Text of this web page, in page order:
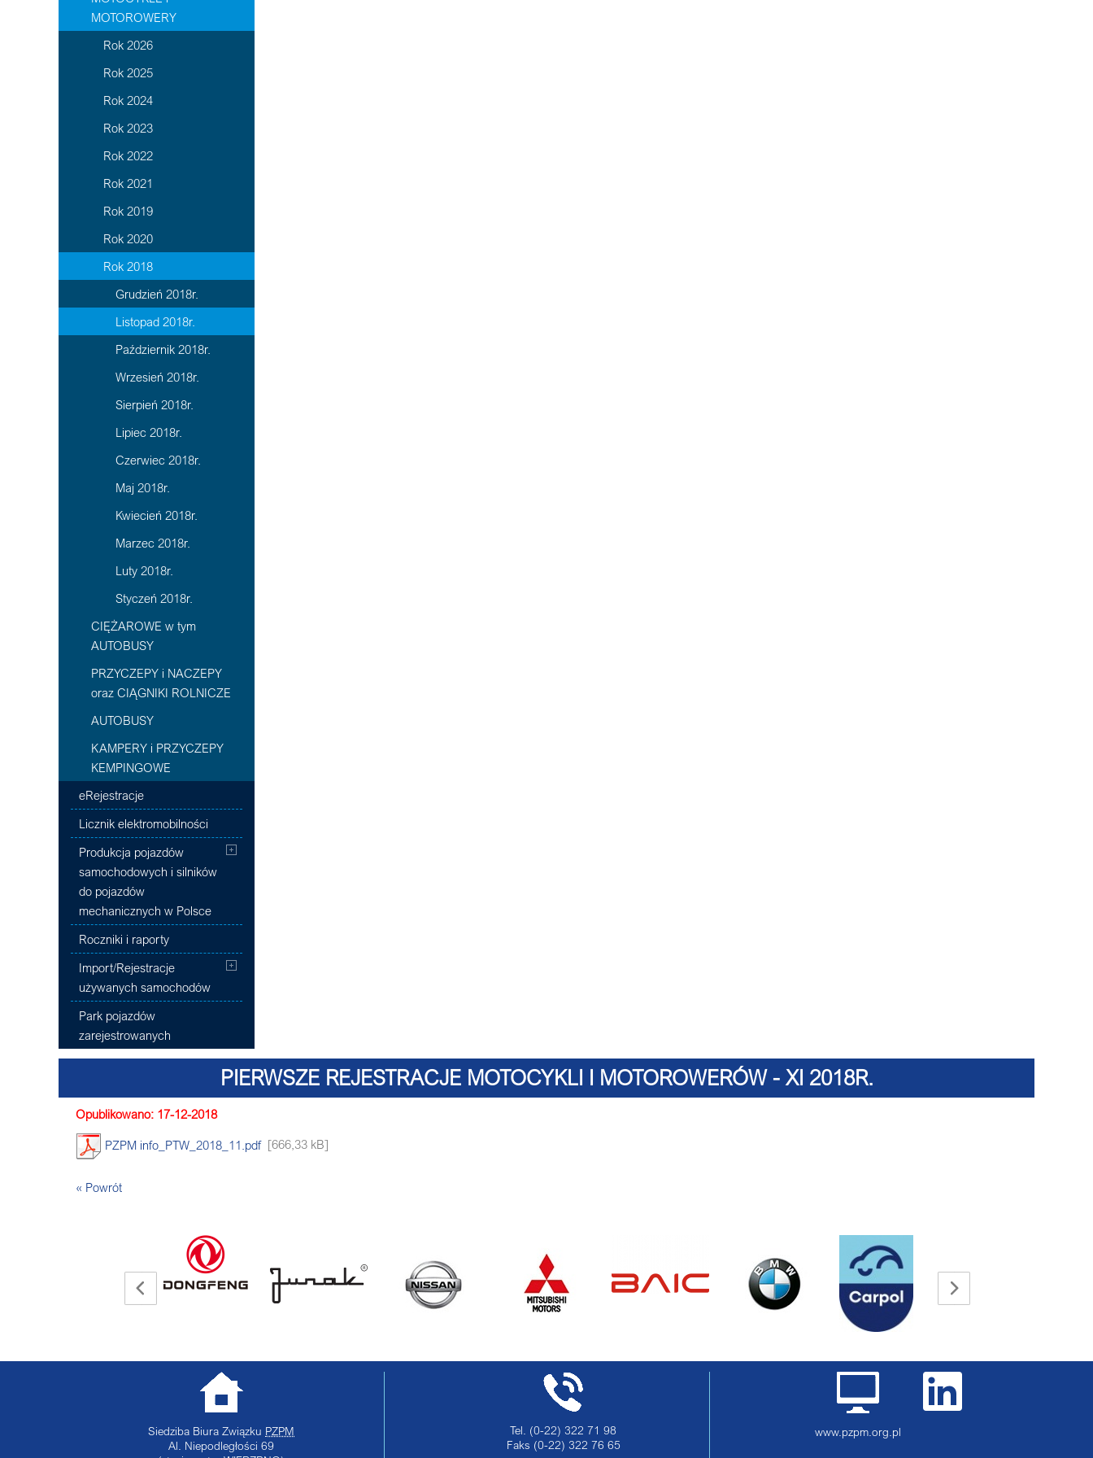
MOTOROWERY
Rok 2026
Rok 2025
Rok 2024
Rok 2023
Rok 2022
Rok 2021
Rok 2019
Rok 2020
Rok 2018
Grudzień 2018r.
Listopad 2018r.
Październik 2018r.
Wrzesień 2018r.
Sierpień 2018r.
Lipiec 2018r.
Czerwiec 2018r.
Maj 2018r.
Kwiecień 2018r.
Marzec 2018r.
Luty 2018r.
Styczeń 2018r.
CIĘŻAROWE w tym
AUTOBUSY
PRZYCZEPY i NACZEPY
oraz CIĄGNIKI ROLNICZE
AUTOBUSY
KAMPERY i PRZYCZEPY
KEMPINGOWE
eRejestracje
Licznik elektromobilności
Produkcja pojazdów
samochodowych i silników
do pojazdów
mechanicznych w Polsce
Roczniki i raporty
Import/Rejestracje
używanych samochodów
Park pojazdów
zarejestrowanych
PIERWSZE REJESTRACJE MOTOCYKLI I MOTOROWERÓW - XI 2018R.
Opublikowano: 17-12-2018
PZPM info_PTW_2018_11.pdf [666,33 kB]
« Powrót
Siedziba Biura Związku PZPM
Al. Niepodległości 69
Tel. (0-22) 322 71 98
Faks (0-22) 322 76 65
www.pzpm.org.pl